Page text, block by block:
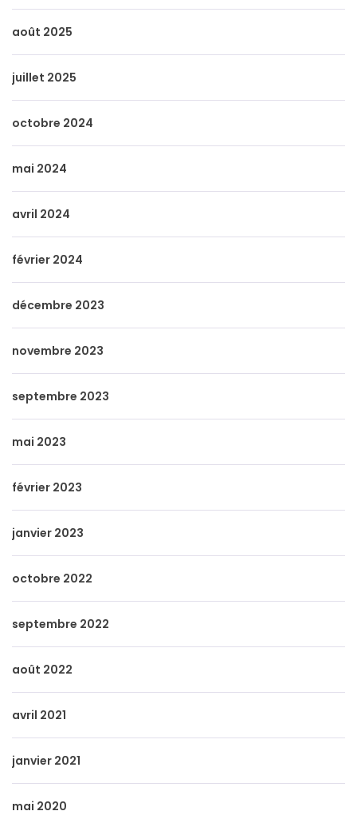
août 2025
juillet 2025
octobre 2024
mai 2024
avril 2024
février 2024
décembre 2023
novembre 2023
septembre 2023
mai 2023
février 2023
janvier 2023
octobre 2022
septembre 2022
août 2022
avril 2021
janvier 2021
mai 2020